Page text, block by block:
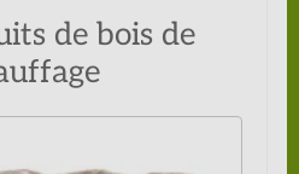
de bois de